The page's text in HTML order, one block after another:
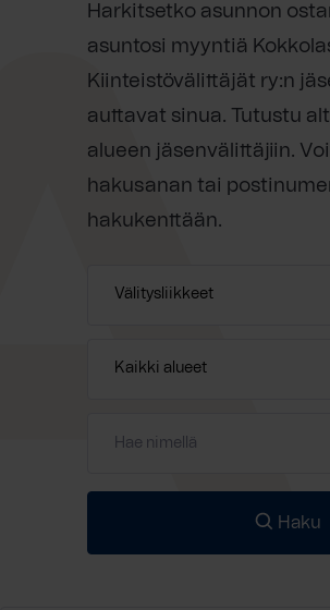
Harkitsetko asunnon
asuntosi myyntiä
Kiinteistövälittäjät ry:n
auttavat sinua. Tutustu
alueen jäsenvälittäjiin.
hakusanan tai
hakukenttään.
Haku